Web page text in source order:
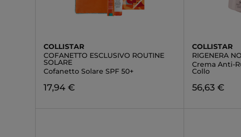
COLLISTAR
COFANETTO ESCLUSIVO ROUTINE
SOLARE
Cofanetto Solare SPF 50+
17,94 €
COLLISTAR
RIGENERA
Crema Anti-
Collo
56,63 €